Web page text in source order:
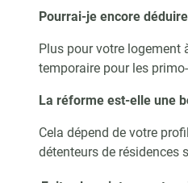
Pourrai-je encore
Plus pour votre logement
temporaire pour les
La réforme est-elle une
Cela dépend de votre
détenteurs de résidences